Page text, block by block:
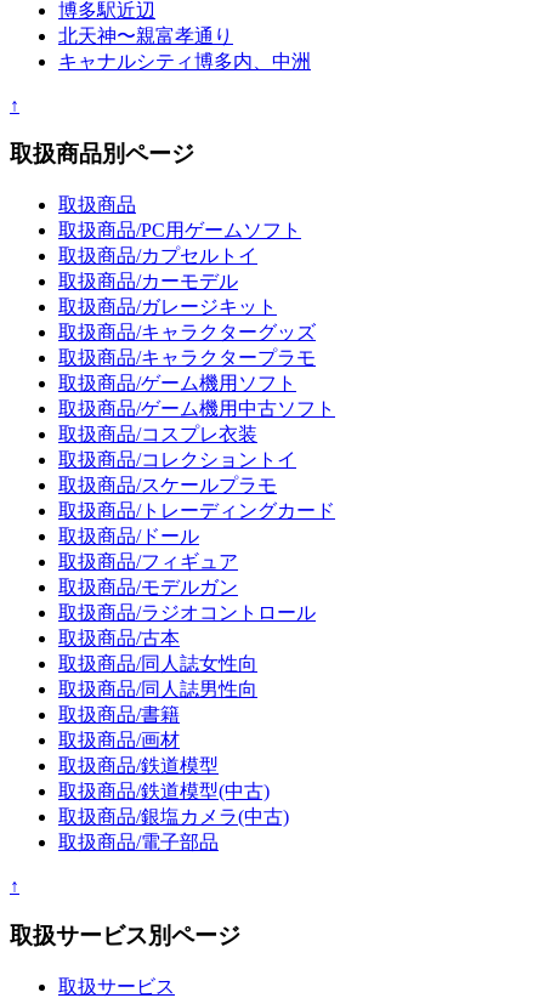
博多駅近辺
北天神〜親富孝通り
キャナルシティ博多内、中洲
↑
取扱商品別ページ
取扱商品
取扱商品/PC用ゲームソフト
取扱商品/カプセルトイ
取扱商品/カーモデル
取扱商品/ガレージキット
取扱商品/キャラクターグッズ
取扱商品/キャラクタープラモ
取扱商品/ゲーム機用ソフト
取扱商品/ゲーム機用中古ソフト
取扱商品/コスプレ衣装
取扱商品/コレクショントイ
取扱商品/スケールプラモ
取扱商品/トレーディングカード
取扱商品/ドール
取扱商品/フィギュア
取扱商品/モデルガン
取扱商品/ラジオコントロール
取扱商品/古本
取扱商品/同人誌女性向
取扱商品/同人誌男性向
取扱商品/書籍
取扱商品/画材
取扱商品/鉄道模型
取扱商品/鉄道模型(中古)
取扱商品/銀塩カメラ(中古)
取扱商品/電子部品
↑
取扱サービス別ページ
取扱サービス